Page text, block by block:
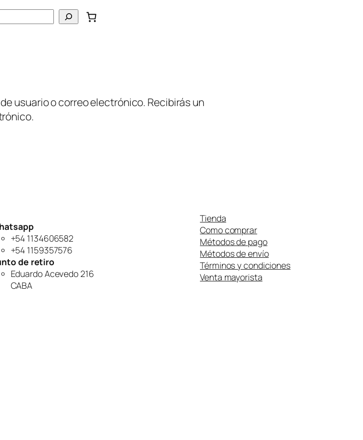
usuario o correo electrónico. Recibirás un
+54 1134606582
+54 1159357576
de retiro
Eduardo Acevedo 216
CABA
Tienda
Como comprar
Métodos de pago
Métodos de envío
Términos y condiciones
Venta mayorista